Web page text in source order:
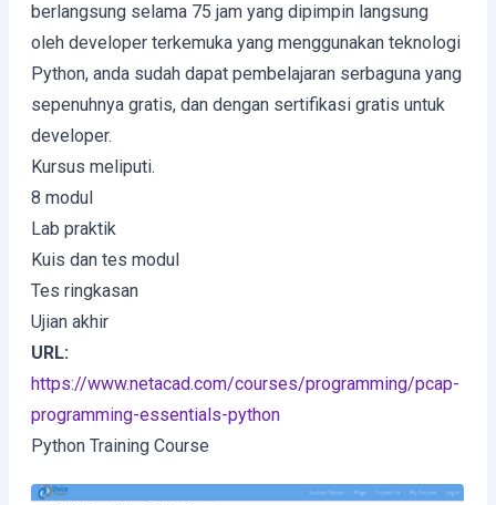
berlangsung selama 75 jam yang dipimpin langsung
oleh developer terkemuka yang menggunakan teknologi
Python, anda sudah dapat pembelajaran serbaguna yang
sepenuhnya gratis, dan dengan sertifikasi gratis untuk
developer.
Kursus meliputi.
8 modul
Lab praktik
Kuis dan tes modul
Tes ringkasan
Ujian akhir
URL:
https://www.netacad.com/courses/programming/pcap-
programming-essentials-python
Python Training Course